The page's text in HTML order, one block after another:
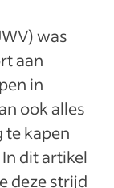
was
aan
in
ook alles
te kapen
dit artikel
deze strijd